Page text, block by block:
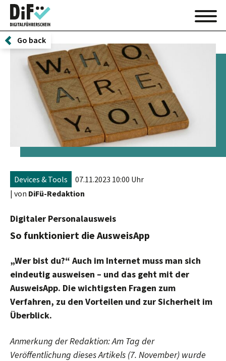
Go back
Devices & Tools
07.11.2023 10:00 Uhr
| von DiFü-Redaktion
Digitaler Personalausweis
So funktioniert die AusweisApp
„Wer bist du?“ Auch im Internet muss man sich
eindeutig ausweisen – und das geht mit der
AusweisApp. Die wichtigsten Fragen zum
Verfahren, zu den Vorteilen und zur Sicherheit im
Überblick.
Anmerkung der Redaktion: Am Tag der
Veröffentlichung dieses Artikels (7. November) wurde